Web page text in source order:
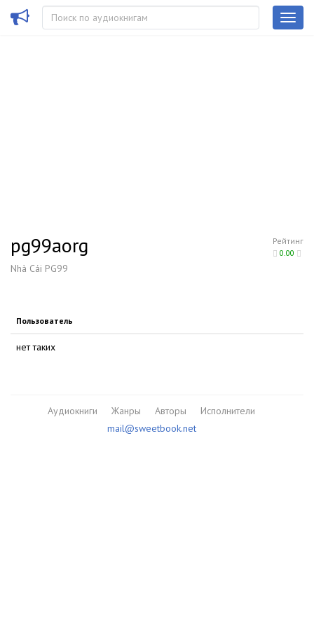
Рейтинг
0.00
pg99aorg
Nhà Cái PG99
Пользователь
нет таких
Аудиокниги Жанры Авторы
Исполнители
mail@sweetbook.net